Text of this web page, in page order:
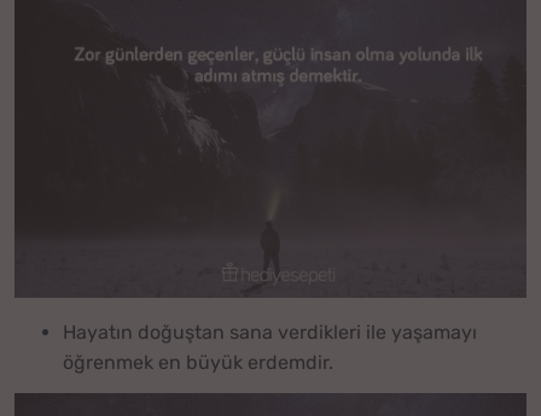
Hayatın doğuştan sana verdikleri ile yaşamayı
öğrenmek en büyük erdemdir.